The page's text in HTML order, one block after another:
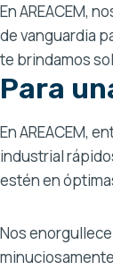
En AREACEM,
de vanguardia
te brindamos
Para
En AREACEM,
industrial
estén en
Nos